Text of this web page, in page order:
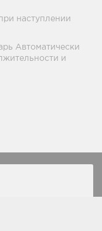
наступлении
Автоматически
и